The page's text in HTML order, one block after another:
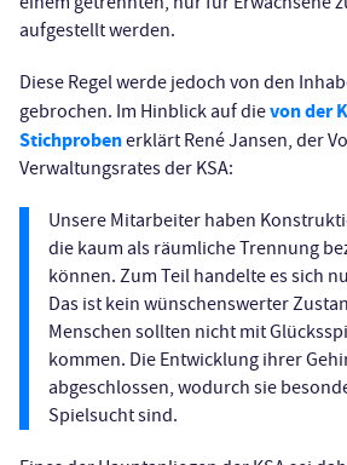
aufgestellt werden.
Diese Regel werde jedoch von den
gebrochen. Im Hinblick auf dievon der
Stichprobenerklärt René Jansen, der
Verwaltungsrates der KSA:
Unsere Mitarbeiter haben
die kaum als räumliche Trennung
können. Zum Teil handelte es sich
Das ist kein wünschenswerter
Menschen sollten nicht mit
kommen. Die Entwicklung ihrer
abgeschlossen, wodurch sie
Spielsucht sind.